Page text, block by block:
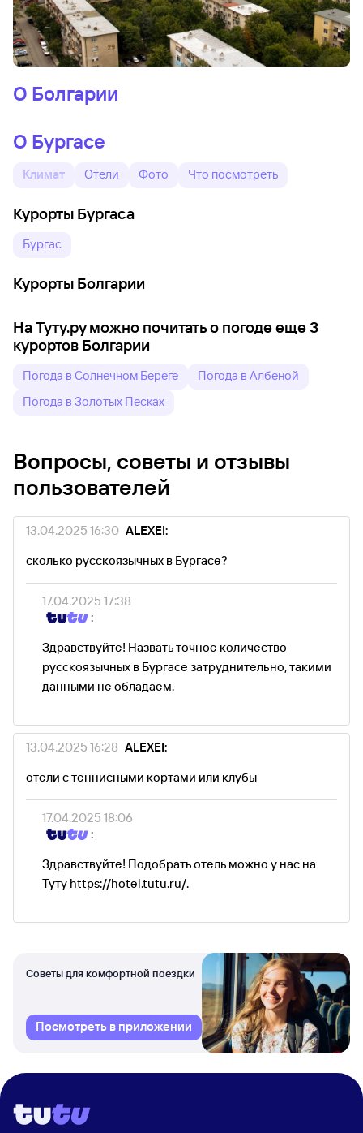
О Болгарии
О Бургасе
Климат Отели Фото Что посмотреть
Курорты Бургаса
Бургас
Курорты Болгарии
На Туту.ру можно почитать о погоде еще 3
курортов Болгарии
Погода в Солнечном Береге
Погода в Албеной
Погода в Золотых Песках
Вопросы, советы и отзывы
пользователей
13.04.2025 16:30 ALEXEI:
сколько русскоязычных в Бургасе?
17.04.2025 17:38
:
Здравствуйте! Назвать точное количество
русскоязычных в Бургасе затруднительно, такими
данными не обладаем.
13.04.2025 16:28 ALEXEI:
отели с теннисными кортами или клубы
17.04.2025 18:06
:
Здравствуйте! Подобрать отель можно у нас на
Туту https://hotel.tutu.ru/.
Советы для комфортной поездки
Посмотреть в приложении